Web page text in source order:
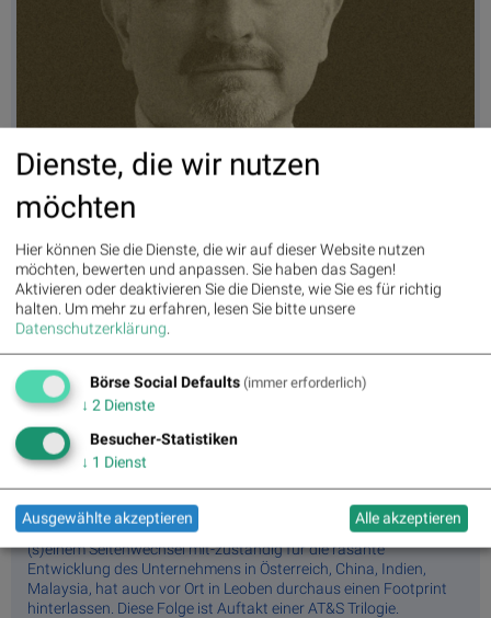
https://open.spotify.com/episode/7wfYCXtAzmgXKFm41GMj2t
Börsepeople im Podcast S25/03: Gerald Reischl -
Gerald Reischl ist als Vice President Corporate Communications
für die weltweite Unternehmenskommunikation der AT&S
verantwortlich. AT&S ist an der Wiener Börse seit eineinhalb
Jahren in einer eigenen Liga unterwegs, dies im positivsten Sinne
in puncto Performance und Anstieg Handelsvolumen, aber
darum geht es heuer weniger. Wir reden über Geralds Start als
Journalist, über den Semmering-Basistunnel, die Lauda Air, die
Presse, den Kurier. Gerald hat 16 Fachbücher verfasst, war im
Grunde immer seiner Zeit voraus, was Technologien betrifft und
hat über spannende Learnings aus dieser Zeit zu berichten. Und
dann reden wir natürlich über AT&S, Gerald ist seit 2019 nach
(s)einem Seitenwechsel mit-zuständig für die rasante
Entwicklung des Unternehmens in Österreich, China, Indien,
Malaysia, hat auch vor Ort in Leoben durchaus einen Footprint
hinterlassen. Diese Folge ist Auftakt einer AT&S Trilogie.
Dienste, die wir nutzen
möchten
Hier können Sie die Dienste, die wir auf dieser Website nutzen
möchten, bewerten und anpassen. Sie haben das Sagen!
Aktivieren oder deaktivieren Sie die Dienste, wie Sie es für richtig
halten. Um mehr zu erfahren, lesen Sie bitte unsere
Datenschutzerklärung.
Börse Social Defaults (immer erforderlich)
↓ 2 Dienste
Besucher-Statistiken
↓ 1 Dienst
Ausgewählte akzeptieren Alle akzeptieren